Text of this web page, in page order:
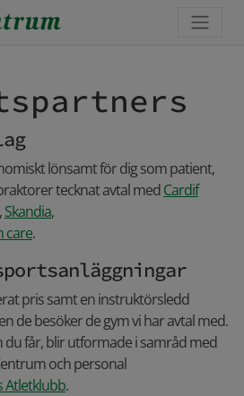
lönsamt för dig som patient,
tecknat avtal medCardif
,Skandia,
care.
pris samt en instruktörsledd
de besöker de gym vi har avtal med.
får, blir utformade i samråd med
och personal
Atletklubb.